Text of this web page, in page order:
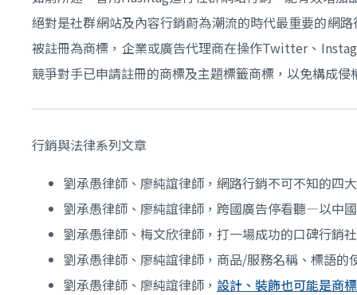
絕對是社群網站及內容行銷蔚為潮流的時代最重要的網
被註冊為商標，企業或廣告代理商在操作Twitter、
競爭對手已申請註冊的商標及主題標籤商標，以免構成
行銷與法律系列文章
劉承愚律師、廖純誼律師，網路行銷不可不知的四
劉承愚律師、廖純誼律師，跨國廣告停看聽—以中
劉承愚律師、梅文欣律師，打一場成功的口碑行銷
劉承愚律師、廖純誼律師，商品/服務名稱、標語的
劉承愚律師、廖純誼律師， 設計、裝飾也可能是商